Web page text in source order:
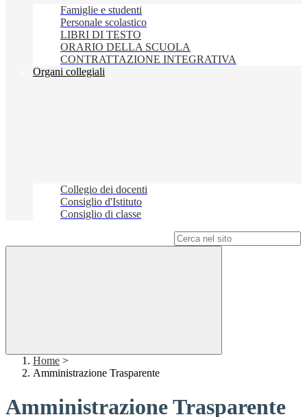
Famiglie e studenti
Personale scolastico
LIBRI DI TESTO
ORARIO DELLA SCUOLA
CONTRATTAZIONE INTEGRATIVA
Organi collegiali
Collegio dei docenti
Consiglio d'Istituto
Consiglio di classe
Home >
Amministrazione Trasparente
Amministrazione Trasparente